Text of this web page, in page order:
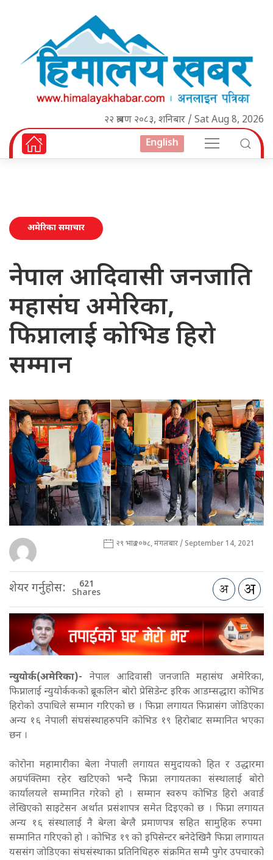
२२ श्रावण २०८३, शनिबार / Sat Aug 8, 2026
English
अमेरिका समाचार
नेपाल आदिवासी जनजाति
महासंघ अमेरिका,
फिप्नालाई कोभिड हिरो
सम्मान
२९ भाद्र २०७८, मंगलबार / September 14, 2021
शेयर गर्नुहोस: 621
Shares
न्युयोर्क(अमेरिका)- नेपाल आदिवासी जनजाति महासंघ अमेरिका,
फिप्नालाई न्युयोर्ककको ब्रूकलिन बोरो प्रेसिडेन्ट इरिक आडम्सद्धारा कोभिड
हिरोको उपाधिले सम्मान गरिएको छ । फिप्ना लगायत फिप्नासंग जोडिएका
अन्य १६ नेपाली संघसंस्थाहरुपनि कोभिड १९ हिरोबाट सम्मानित भएका
छन ।
कोरोना महामारीका बेला नेपाली लगायत समुदायको हित र उद्धारमा
अग्रपंक्तिमा रहेर खटिएको भन्दै फिप्ना लगायतका संस्थालाई बोरो
कार्यालयले सम्मानित गरेको हो । सम्मान स्वरुप कोभिड हिरो अवार्ड
लेखिएको साइटेसन अर्थात प्रसंशापत्र समेत दिइएको छ । फिप्ना लगायत
अन्य १६ संस्थालाई नै बेग्ला बेग्लै प्रमाणपत्र सहित सामुहिक रुपमा
सम्मानित गरिएको हो । कोभिड १९ को इपिसेन्टर बनेदेखिनै फिप्ना लागायत
यससंग जोडिएका संघसंस्थाका प्रतिनिधिहरु संक्रमित सम्मै पुगेर उपचारको